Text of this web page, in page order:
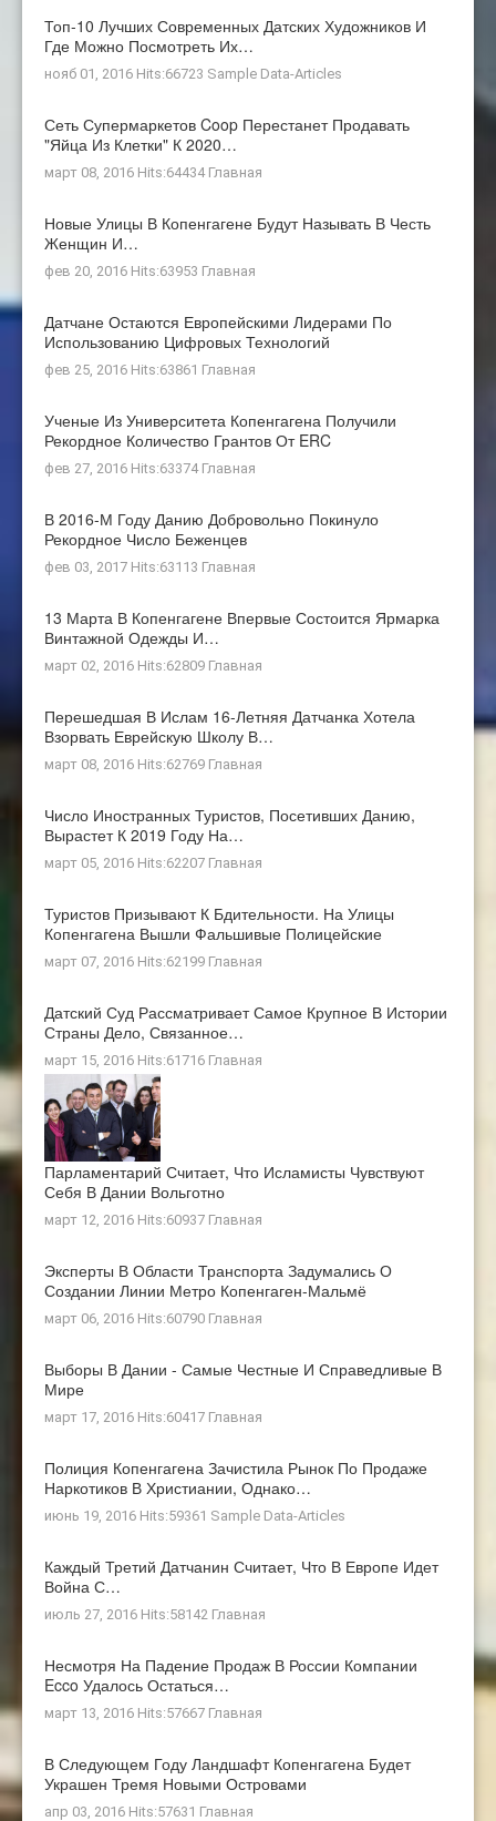
Топ-10 Лучших Современных Датских Художников И
Где Можно Посмотреть Их…
нояб 01, 2016 Hits:66723 Sample Data-Articles
Сеть Супермаркетов Coop Перестанет Продавать
"яйца Из Клетки" К 2020…
март 08, 2016 Hits:64434 Главная
Новые Улицы В Копенгагене Будут Называть В Честь
Женщин И…
фев 20, 2016 Hits:63953 Главная
Датчане Остаются Европейскими Лидерами По
Использованию Цифровых Технологий
фев 25, 2016 Hits:63861 Главная
Ученые Из Университета Копенгагена Получили
Рекордное Количество Грантов От ERC
фев 27, 2016 Hits:63374 Главная
В 2016-М Году Данию Добровольно Покинуло
Рекордное Число Беженцев
фев 03, 2017 Hits:63113 Главная
13 Марта В Копенгагене Впервые Состоится Ярмарка
Винтажной Одежды И…
март 02, 2016 Hits:62809 Главная
Перешедшая В Ислам 16-Летняя Датчанка Хотела
Взорвать Еврейскую Школу В…
март 08, 2016 Hits:62769 Главная
Число Иностранных Туристов, Посетивших Данию,
Вырастет К 2019 Году На…
март 05, 2016 Hits:62207 Главная
Туристов Призывают К Бдительности. На Улицы
Копенгагена Вышли Фальшивые Полицейские
март 07, 2016 Hits:62199 Главная
Датский Суд Рассматривает Самое Крупное В Истории
Страны Дело, Связанное…
март 15, 2016 Hits:61716 Главная
Парламентарий Считает, Что Исламисты Чувствуют
Себя В Дании Вольготно
март 12, 2016 Hits:60937 Главная
Эксперты В Области Транспорта Задумались О
Создании Линии Метро Копенгаген-Мальмё
март 06, 2016 Hits:60790 Главная
Выборы В Дании - Самые Честные И Справедливые В
Мире
март 17, 2016 Hits:60417 Главная
Полиция Копенгагена Зачистила Рынок По Продаже
Наркотиков В Христиании, Однако…
июнь 19, 2016 Hits:59361 Sample Data-Articles
Каждый Третий Датчанин Считает, Что В Европе Идет
Война С…
июль 27, 2016 Hits:58142 Главная
Несмотря На Падение Продаж В России Компании
Ecco Удалось Остаться…
март 13, 2016 Hits:57667 Главная
В Следующем Году Ландшафт Копенгагена Будет
Украшен Тремя Новыми Островами
апр 03, 2016 Hits:57631 Главная